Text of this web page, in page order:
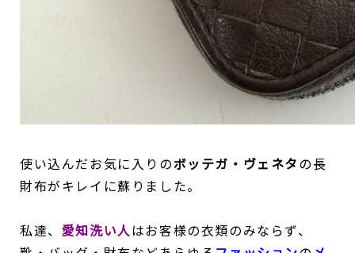
使い込んだお気に入りのボッテガ・ヴェネタの長
財布がキレイに蘇りました。
私達、 愛知洗い人はお客様の衣類のみならず、